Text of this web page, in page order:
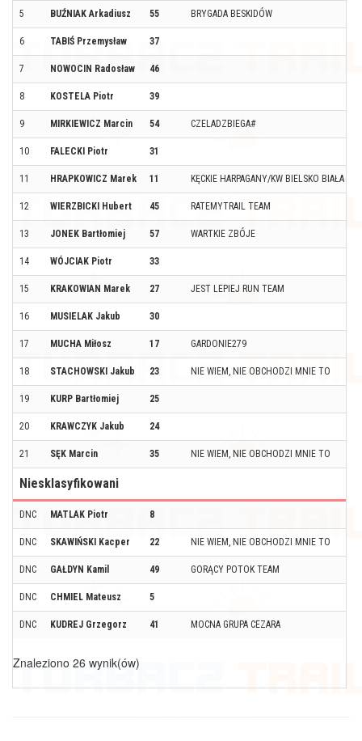
5 BUŹNIAK Arkadiusz 55 BRYGADA BESKIDÓW
6 TABIŚ Przemysław 37
7 NOWOCIN Radosław 46
8 KOSTELA Piotr 39
9 MIRKIEWICZ Marcin 54 CZELADZBIEGA#
10 FALECKI Piotr 31
11 HRAPKOWICZ Marek 11 KĘCKIE HARPAGANY/KW BIELSKO BIAŁA
12 WIERZBICKI Hubert 45 RATEMYTRAIL TEAM
13 JONEK Bartłomiej 57 WARTKIE ZBÓJE
14 WÓJCIAK Piotr 33
15 KRAKOWIAN Marek 27 JEST LEPIEJ RUN TEAM
16 MUSIELAK Jakub 30
17 MUCHA Miłosz 17 GARDONIE279
18 STACHOWSKI Jakub 23 NIE WIEM, NIE OBCHODZI MNIE TO
19 KURP Bartłomiej 25
20 KRAWCZYK Jakub 24
21 SĘK Marcin 35 NIE WIEM, NIE OBCHODZI MNIE TO
Niesklasyfikowani
DNC MATLAK Piotr 8
DNC SKAWIŃSKI Kacper 22 NIE WIEM, NIE OBCHODZI MNIE TO
DNC GAŁDYN Kamil 49 GORĄCY POTOK TEAM
DNC CHMIEL Mateusz 5
DNC KUDREJ Grzegorz 41 MOCNA GRUPA CEZARA
Znaleziono 26 wynik(ów)